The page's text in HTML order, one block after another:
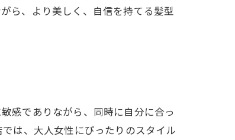
ら、より美しく、自信を持てる髪型
感でありながら、同時に自分に合っ
は、大人女性にぴったりのスタイル